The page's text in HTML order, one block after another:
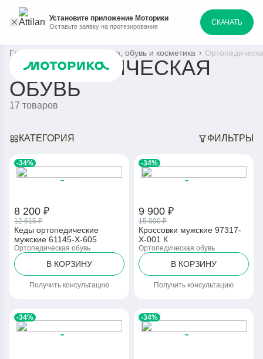
Установите приложение Моторики
Оставьте заявку на протезирование СКАЧАТЬ
Главная Одежда, обувь и косметика
ОРТОПЕДИЧЕСКАЯ
ОБУВЬ
17 товаров
КАТЕГОРИЯ ФИЛЬТРЫ
-34%
8 200 ₽
12 615 ₽
Кеды ортопедические
мужские 61145-Х-605
Ортопедическая обувь
В КОРЗИНУ
Получить консультацию
-34%
9 900 ₽
15 000 ₽
Кроссовки мужские 97317-
Х-001 К
Ортопедическая обувь
В КОРЗИНУ
Получить консультацию
-34% -34%